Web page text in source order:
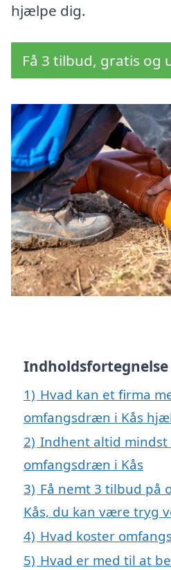
hjælpe dig.
Få 3 tilbud, gratis og
Indholdsfortegnelse
1) Hvad kan et firma
omfangsdræn i Kås
2) Indhent altid mindst
omfangsdræn i Kås
3) Få nemt 3 tilbud på
Kås, du kan være tryg
4) Hvad koster
5) Hvad er med til at